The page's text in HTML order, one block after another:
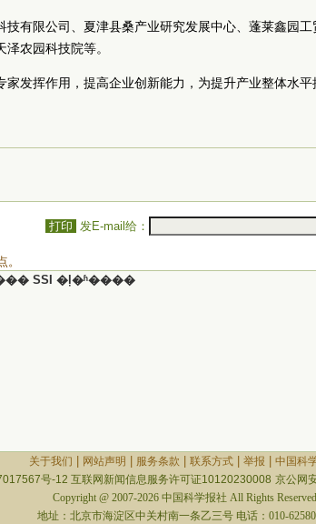
技有限公司、夏津县桑产业研究发展中心、蓬莱鑫园工
农园科技院等。
家发挥作用，提高企业创新能力，为提升产业整体水平
打印 发E-mail给：
。
SSI �ļ�ʱ����
关于我们 网站声明 服务条款 联系方式| 举报
中国科
号-12 互联网新闻信息服务许可证10120230008 京公网
Copyright @ 2007-2026 中国科学报社 All Rights Reserved
地址：北京市海淀区中关村南一条乙三号 电话：010-